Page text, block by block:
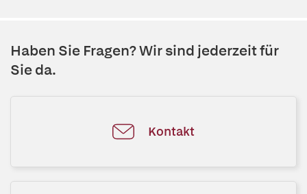
Haben Sie Fragen? Wir sind jederzeit für
Sie da.
Kontakt